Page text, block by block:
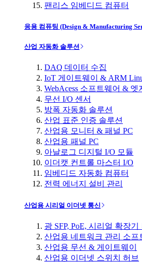
팬리스 임베디드 컴퓨터
응용 컴퓨팅 (Design & Manufacturing
산업 자동화 솔루션
DAQ 데이터 수집
IoT 게이트웨이 & ARM
WebAcess 소프트웨어 & 엣
무선 I/O 센서
방폭 자동화 솔루션
산업 표준 인증 솔루션
산업용 모니터 & 패널 PC
산업용 패널 PC
아날로그 디지털 I/O 모듈
이더캣 컨트롤 마스터 I/O
임베디드 자동화 컴퓨터
전력 에너지 설비 관리
산업용 시리얼 이더넷 통신
광 SFP, PoE, 시리얼 확장기
산업용 네트워크 관리 소프
산업용 무선 & 게이트웨이
산업용 이더넷 스위치 허브